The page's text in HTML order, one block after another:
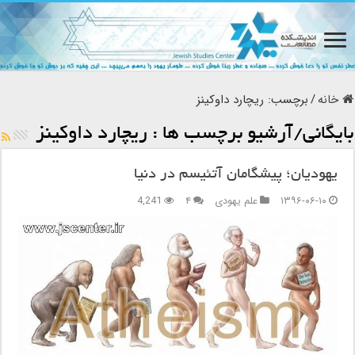
خانه/برچسب: ریچارد داوکینز
بایگانی/آرشیو برچسب ها : ریچارد داوکینز
یهودیان؛ پیشگامان آتئیسم در دنیا
۱۳۹۶-۰۶-۱۰
علم یهودی ۴ 4,241